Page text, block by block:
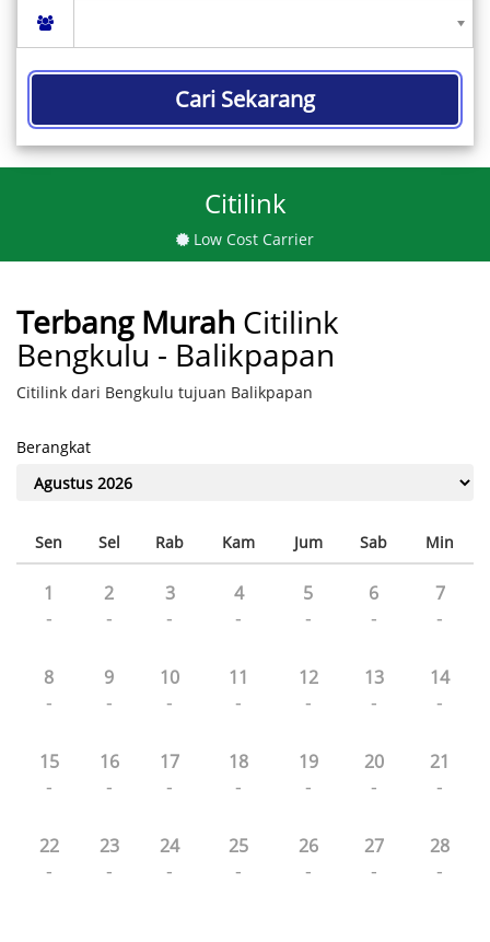
Cari Sekarang
Citilink
Low Cost Carrier
Terbang Murah Citilink
Bengkulu - Balikpapan
Citilink dari Bengkulu tujuan Balikpapan
Berangkat
Sen Sel Rab Kam Jum Sab Min
1
-
2
-
3
-
4
-
5
-
6
-
7
-
8
-
9
-
10
-
11
-
12
-
13
-
14
-
15
-
16
-
17
-
18
-
19
-
20
-
21
-
22
-
23
-
24
-
25
-
26
-
27
-
28
-